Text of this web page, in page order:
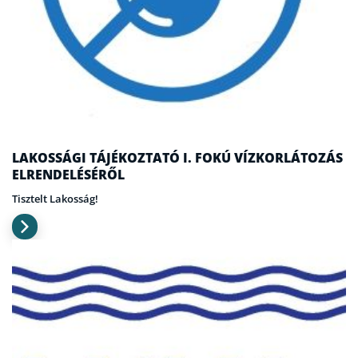
LAKOSSÁGI TÁJÉKOZTATÓ I. FOKÚ VÍZKORLÁTOZÁS
ELRENDELÉSÉRŐL
Tisztelt Lakosság!